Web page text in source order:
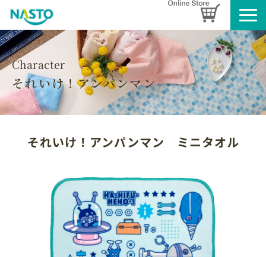
企業情報
製品情報
お知らせ
ブログ
採用情報
Character
それいけ！アンパンマン
それいけ！アンパンマン　ミニタオル